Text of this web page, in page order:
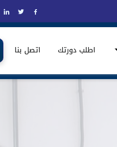
اطلب دورتك اتصل بنا